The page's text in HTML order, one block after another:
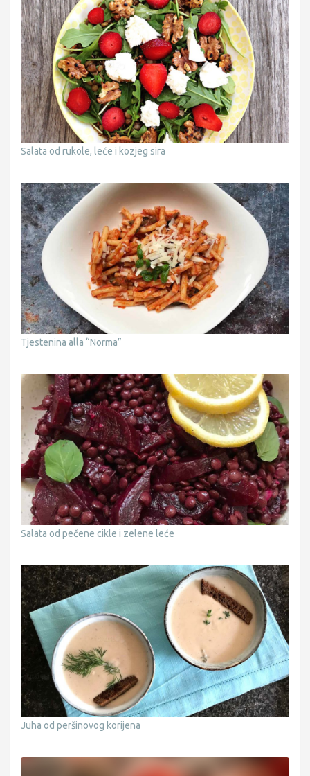
Salata od rukole, leće i kozjeg sira
Tjestenina alla “Norma”
Salata od pečene cikle i zelene leće
Juha od peršinovog korijena